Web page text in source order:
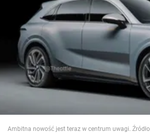
Społeczeństwo
Wojna na Ukrainie
Świat
Jedzenie
Ambitna nowość jest teraz w centrum uwagi.